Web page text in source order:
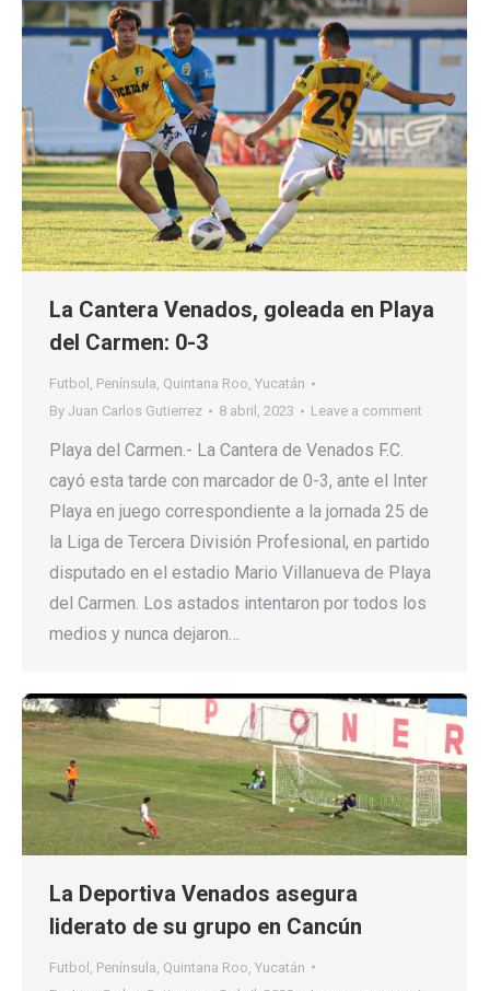
La Cantera Venados, goleada en Playa
del Carmen: 0-3
Futbol , Península, Quintana Roo, Yucatán
By Juan Carlos Gutierrez 8 abril, 2023 Leave a comment
Playa del Carmen.- La Cantera de Venados F.C.
cayó esta tarde con marcador de 0-3, ante el Inter
Playa en juego correspondiente a la jornada 25 de
la Liga de Tercera División Profesional, en partido
disputado en el estadio Mario Villanueva de Playa
del Carmen. Los astados intentaron por todos los
medios y nunca dejaron…
La Deportiva Venados asegura
liderato de su grupo en Cancún
Futbol Península Quintana Roo Yucatán